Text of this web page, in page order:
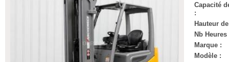
Capacité
:
Hauteur
Nb Heures
Marque :
Modèle :